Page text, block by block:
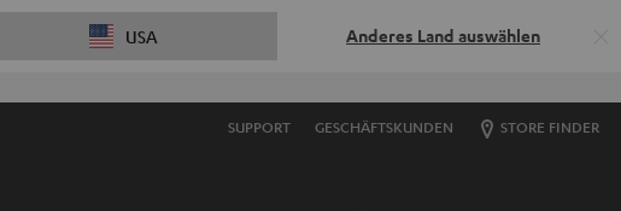
USA Anderes Land auswählen
SUPPORT GESCHÄFTSKUNDEN STORE FINDER